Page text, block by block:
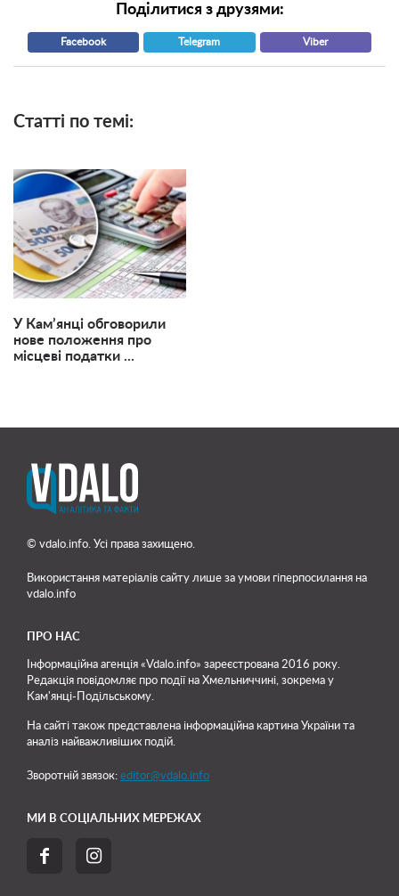
Поділитися з друзями:
Facebook Telegram Viber
Статті по темі:
У Кам’янці обговорили
нове положення про
місцеві податки ...
© vdalo.info. Усі права захищено.
Використання матеріалів сайту лише за умови гіперпосилання на
vdalo.info
ПРО НАС
Інформаційна агенція «Vdalo.info» зареєстрована 2016 року.
Редакція повідомляє про події на Хмельниччині, зокрема у
Кам'янці-Подільському.
На сайті також представлена інформаційна картина України та
аналіз найважливіших подій.
Зворотній звязок: editor@vdalo.info
МИ В СОЦІАЛЬНИХ МЕРЕЖАХ
 